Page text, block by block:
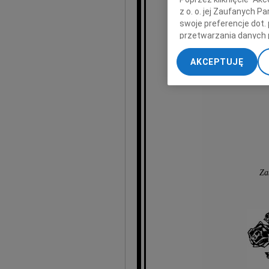
Prezesowi
z o. o. jej Zaufanych
swoje preferencje dot.
przetwarzania danych
„Ustawienia
My, nasi Zaufani
dokładnych danych
Przechowywanie
treści, badnie
AKCEPTUJĘ